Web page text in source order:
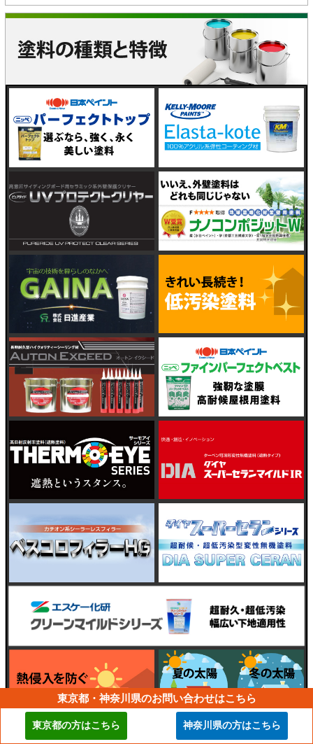
東京都・神奈川県のお問い合わせはこちら
東京都の方はこちら 神奈川県の方はこちら